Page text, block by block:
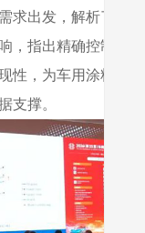
求出发，解析了黑
，指出精确控制黑
性，为车用涂料的
支撑。